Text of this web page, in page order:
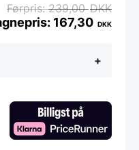
+
239,00DKK
167,30 DKK